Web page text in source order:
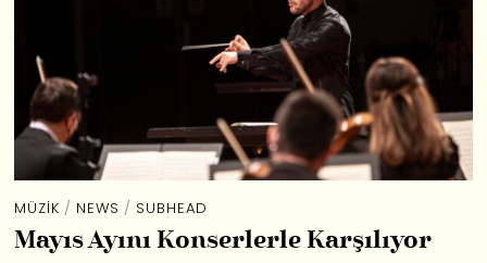
MÜZIK / NEWS / SUBHEAD
Mayıs Ayını Konserlerle Karşılıyor